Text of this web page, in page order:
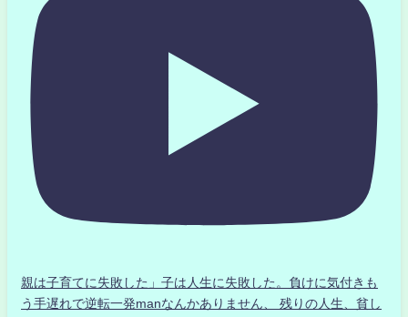
親は子育てに失敗した」子は人生に失敗した。負けに気付きも
う手遅れで逆転一発manなんかありません、 残りの人生、貧し